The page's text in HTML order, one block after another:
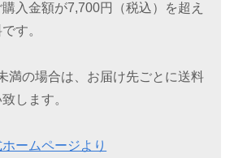
入金額が7,700円（税込）を超え
す。
満の場合は、お届け先ごとに送料
します。
ームページより